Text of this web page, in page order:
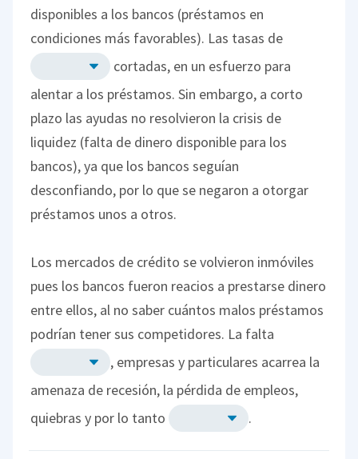
disponibles a los bancos (préstamos en
condiciones más favorables). Las tasas de
cortadas, en un esfuerzo para
alentar a los préstamos. Sin embargo, a corto
plazo las ayudas no resolvieron la crisis de
liquidez (falta de dinero disponible para los
bancos), ya que los bancos seguían
desconfiando, por lo que se negaron a otorgar
préstamos unos a otros.
Los mercados de crédito se volvieron inmóviles
pues los bancos fueron reacios a prestarse dinero
entre ellos, al no saber cuántos malos préstamos
podrían tener sus competidores. La falta
, empresas y particulares acarrea la
amenaza de recesión, la pérdida de empleos,
quiebras y por lo tanto
.